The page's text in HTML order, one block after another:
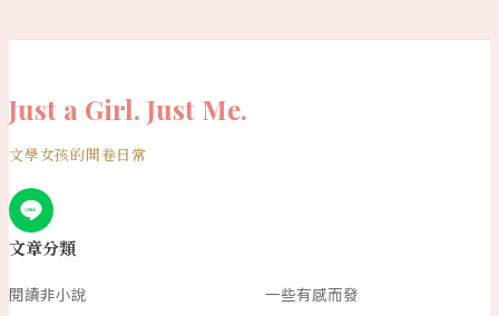
Just a Girl. Just Me.
文學女孩的開卷日常
文章分類
閱讀非小說 一些有感而發